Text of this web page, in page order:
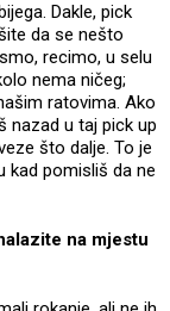
Dakle, pick
da se nešto
recimo, u selu
nema ničeg;
ratovima. Ako
nazad u taj pick up
što dalje. To je
kad pomisliš da ne
na mjestu